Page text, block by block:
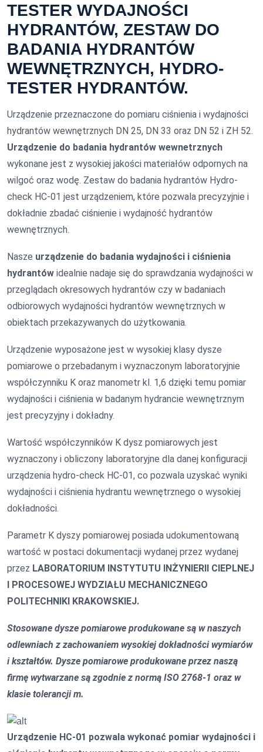
TESTER WYDAJNOŚCI
HYDRANTÓW, ZESTAW DO
BADANIA HYDRANTÓW
WEWNĘTRZNYCH, HYDRO-
TESTER HYDRANTÓW.
Urządzenie przeznaczone do pomiaru ciśnienia i wydajności
hydrantów wewnętrznych DN 25, DN 33 oraz DN 52 i ZH 52.
Urządzenie do badania hydrantów wewnetrznych
wykonane jest z wysokiej jakości materiałów odpornych na
wilgoć oraz wodę. Zestaw do badania hydrantów Hydro-
check HC-01 jest urządzeniem, które pozwala precyzyjnie i
dokładnie zbadać ciśnienie i wydajność hydrantów
wewnętrznych.
Nasze urządzenie do badania wydajności i ciśnienia
hydrantów idealnie nadaje się do sprawdzania wydajności w
przeglądach okresowych hydrantów czy w badaniach
odbiorowych wydajności hydrantów wewnętrznych w
obiektach przekazywanych do użytkowania.
Urządzenie wyposażone jest w wysokiej klasy dysze
pomiarowe o przebadanym i wyznaczonym laboratoryjnie
współczynniku K oraz manometr kl. 1,6 dzięki temu pomiar
wydajności i ciśnienia w badanym hydrancie wewnętrznym
jest precyzyjny i dokładny.
Wartość współczynników K dysz pomiarowych jest
wyznaczony i obliczony laboratoryjne dla danej konfiguracji
urządzenia hydro-check HC-01, co pozwala uzyskać wyniki
wydajności i ciśnienia hydrantu wewnętrznego o wysokiej
dokładności.
Parametr K dyszy pomiarowej posiada udokumentowaną
wartość w postaci dokumentacji wydanej przez wydanej
przez LABORATORIUM INSTYTUTU INŻYNIERII CIEPLNEJ
I PROCESOWEJ WYDZIAŁU MECHANICZNEGO
POLITECHNIKI KRAKOWSKIEJ.
Stosowane dysze pomiarowe produkowane są w naszych
odlewniach z zachowaniem wysokiej dokładności wymiarów
i kształtów. Dysze pomiarowe produkowane przez naszą
firmę wytwarzane są zgodnie z normą ISO 2768-1 oraz w
klasie tolerancji m.
Urządzenie HC-01 pozwala wykonać pomiar wydajności i